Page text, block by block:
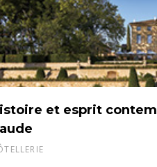
et esprit